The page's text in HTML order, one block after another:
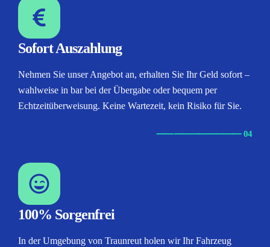
Sofort Auszahlung
Nehmen Sie unser Angebot an, erhalten Sie Ihr Geld sofort –
wahlweise in bar bei der Übergabe oder bequem per
Echtzeitüberweisung. Keine Wartezeit, kein Risiko für Sie.
⸺⸺⸺⸺⸺ 04
100% Sorgenfrei
In der Umgebung von Traunreut holen wir Ihr Fahrzeug